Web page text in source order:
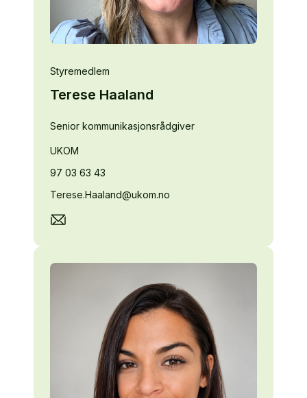
Styremedlem
Terese Haaland
Senior kommunikasjonsrådgiver
UKOM
97 03 63 43
Terese.Haaland@ukom.no